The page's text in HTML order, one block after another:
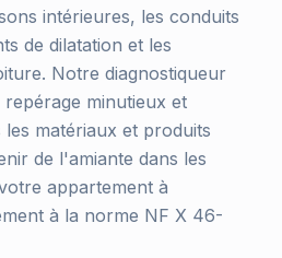
intérieures, les conduits
de dilatation et les
Notre diagnostiqueur
minutieux et
matériaux et produits
de l'amiante dans les
appartement à
à la norme NF X 46-